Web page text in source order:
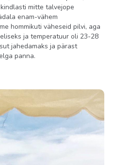
mitte talvejope
enam-vähem
hommikuti väheseid pilvi, aga
ja temperatuur oli 23-28
jahedamaks ja pärast
panna.